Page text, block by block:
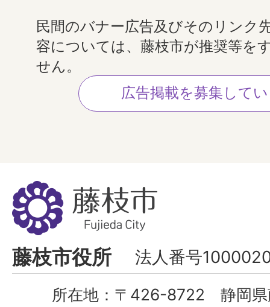
民間のバナー広告及びそのリンク
容については、藤枝市が推奨等を
せん。
広告掲載を募集して
藤
枝
市
Fujieda
City
藤枝市役所 法人番号
所在地： 〒426-8722 静岡県